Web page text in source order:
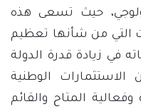
حيث تسعى هذه
التي من شأنها تعظيم
في زيادة قدرة الدولة
الوطنية
المتاح والقائم